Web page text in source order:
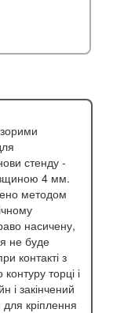
стенду -
4 мм.
методом
насичену,
не буде
контакті з
торці і
і закінчений
кріплення